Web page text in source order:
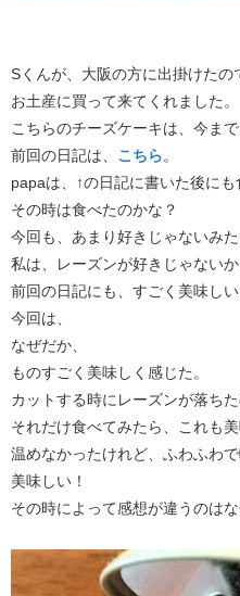
Sくんが、大阪の方に出掛けたの
お土産に買って来てくれました。
こちらのチーズケーキは、今ま
前回の日記は、 こちら。
papaは、↑の日記に書いた後にも
その時は食べたのかな？
今回も、あまり好きじゃないみた
私は、レーズンが好きじゃないか
前回の日記にも、すごく美味し
今回は、
なぜだか、
ものすごく美味しく感じた。
カットする時にレーズンが落ちた
それだけ食べてみたら、これも美
温めなかったけれど、ふわふわで
美味しい！
その時によって感想が違うのは